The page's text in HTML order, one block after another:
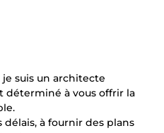
suis un architecte
déterminé à vous offrir la
à fournir des plans